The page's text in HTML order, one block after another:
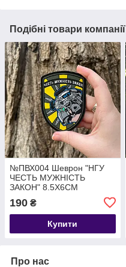
Подібні товари компанії
№ПВХ004 Шеврон "НГУ
ЧЕСТЬ МУЖНІСТЬ
ЗАКОН" 8.5Х6СМ
190 ₴
Купити
Про нас